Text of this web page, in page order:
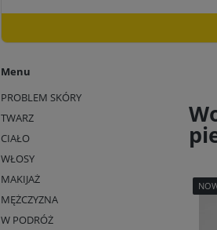
Menu
PROBLEM SKÓRY
TWARZ
CIAŁO
WŁOSY
MAKIJAŻ
MĘŻCZYZNA
W PODRÓŻ